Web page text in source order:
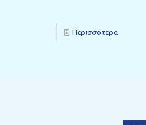
Περισσότερα